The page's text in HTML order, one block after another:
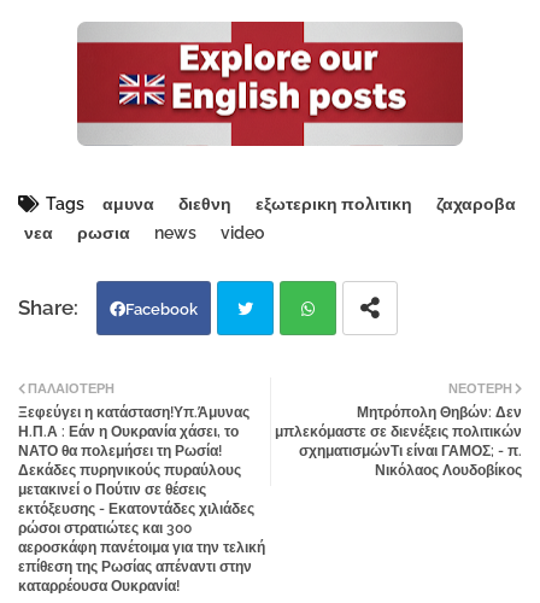
Tags αμυνα διεθνη εξωτερικη πολιτικη
ζαχαροβα
νεα
ρωσια news video
Facebook
tter
ΝΕΌΤΕΡΗ
Μητρόπολη Θηβών: Δεν
μπλεκόμαστε σε διενέξεις πολιτικών
σχηματισμώνΤι είναι ΓΑΜΟΣ; - π.
Νικόλαος Λουδοβίκος
ΠΑΛΑΙΌΤΕΡΗ
Ξεφεύγει η κατάσταση!Υπ.Άμυνας
Η.Π.Α : Εάν η Ουκρανία χάσει, το
ΝΑΤΟ θα πολεμήσει τη Ρωσία!
Δεκάδες πυρηνικούς πυραύλους
μετακινεί ο Πούτιν σε θέσεις
εκτόξευσης - Εκατοντάδες χιλιάδες
ρώσοι στρατιώτες και 300
αεροσκάφη πανέτοιμα για την τελική
επίθεση της Ρωσίας απέναντι στην
καταρρέουσα Ουκρανία!